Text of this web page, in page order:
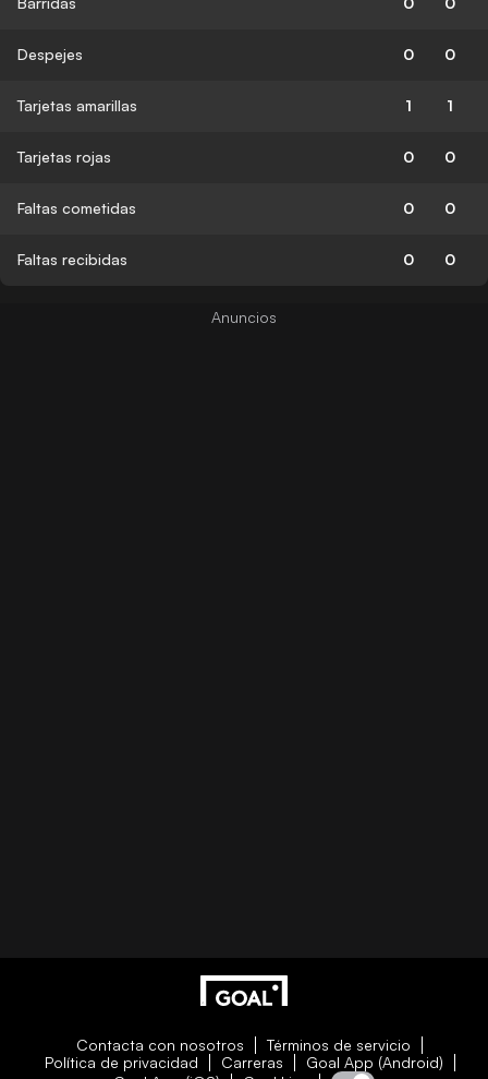
Despejes 0 0
Tarjetas amarillas 1 1
Tarjetas rojas 0 0
Faltas cometidas 0 0
Faltas recibidas 0 0
Contacta con nosotros
Términos de servicio
Política de privacidad
Carreras
Goal App (Android)